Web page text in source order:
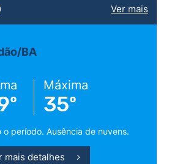
Ver mais
BA
Máxima
35º
o período. Ausência de nuvens.
mais detalhes